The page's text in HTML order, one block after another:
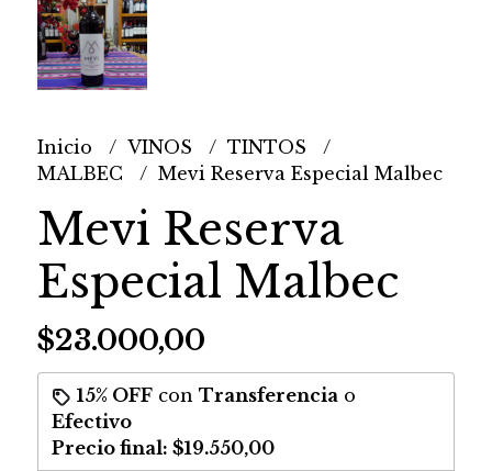
Inicio VINOS
TINTOS
MALBEC
Mevi Reserva Especial Malbec
Mevi Reserva
Especial Malbec
$23.000,00
15% OFFcon Transferencia o
Efectivo
Precio final: $19.550,00